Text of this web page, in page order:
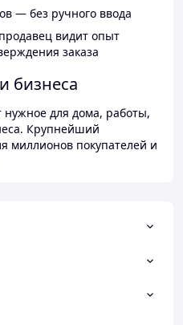
— без ручного ввода
видит опыт
заказа
бизнеса
нужное для дома, работы,
Крупнейший
миллионов покупателей и